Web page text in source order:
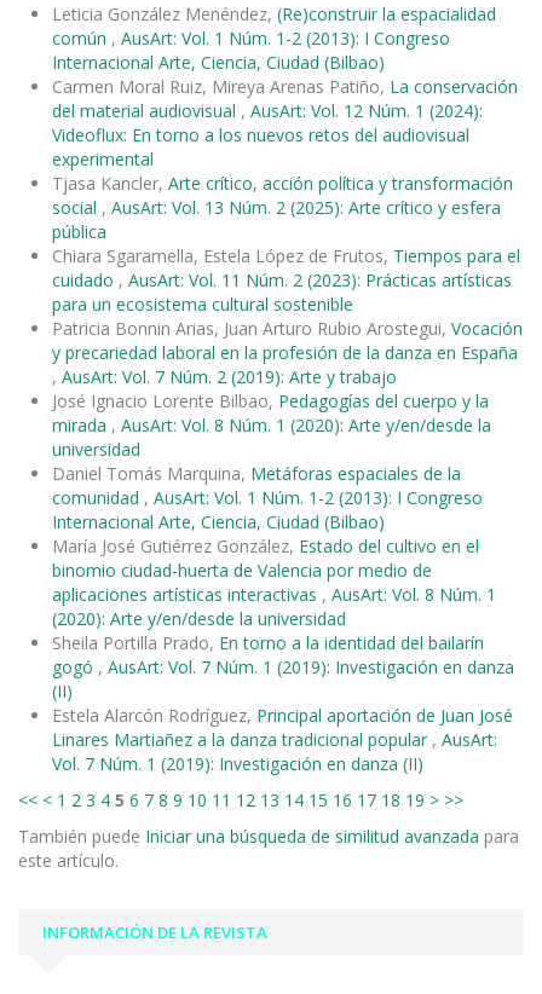
Leticia González Menéndez, (Re)construir la espacialidad
común , AusArt: Vol. 1 Núm. 1-2 (2013): I Congreso
Internacional Arte, Ciencia, Ciudad (Bilbao)
Carmen Moral Ruiz, Mireya Arenas Patiño, La conservación
del material audiovisual , AusArt: Vol. 12 Núm. 1 (2024):
Videoflux: En torno a los nuevos retos del audiovisual
experimental
Tjasa Kancler, Arte crítico, acción política y transformación
social , AusArt: Vol. 13 Núm. 2 (2025): Arte crítico y esfera
pública
Chiara Sgaramella, Estela López de Frutos, Tiempos para el
cuidado , AusArt: Vol. 11 Núm. 2 (2023): Prácticas artísticas
para un ecosistema cultural sostenible
Patricia Bonnin Arias, Juan Arturo Rubio Arostegui, Vocación
y precariedad laboral en la profesión de la danza en España
, AusArt: Vol. 7 Núm. 2 (2019): Arte y trabajo
José Ignacio Lorente Bilbao, Pedagogías del cuerpo y la
mirada , AusArt: Vol. 8 Núm. 1 (2020): Arte y/en/desde la
universidad
Daniel Tomás Marquina, Metáforas espaciales de la
comunidad , AusArt: Vol. 1 Núm. 1-2 (2013): I Congreso
Internacional Arte, Ciencia, Ciudad (Bilbao)
María José Gutiérrez González, Estado del cultivo en el
binomio ciudad-huerta de Valencia por medio de
aplicaciones artísticas interactivas , AusArt: Vol. 8 Núm. 1
(2020): Arte y/en/desde la universidad
Sheila Portilla Prado, En torno a la identidad del bailarín
gogó , AusArt: Vol. 7 Núm. 1 (2019): Investigación en danza
(II)
Estela Alarcón Rodríguez, Principal aportación de Juan José
Linares Martiañez a la danza tradicional popular , AusArt:
Vol. 7 Núm. 1 (2019): Investigación en danza (II)
<< < 1 2 3 4 5 6 7 8 9 10 11 12 13 14 15 16 17 18 19 > >>
También puede Iniciar una búsqueda de similitud avanzada para
este artículo.
INFORMACIÓN DE LA REVISTA